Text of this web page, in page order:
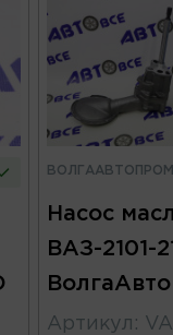
ВОЛГААВТОПРОМ
Насос
ВАЗ-2101-
Артикул :